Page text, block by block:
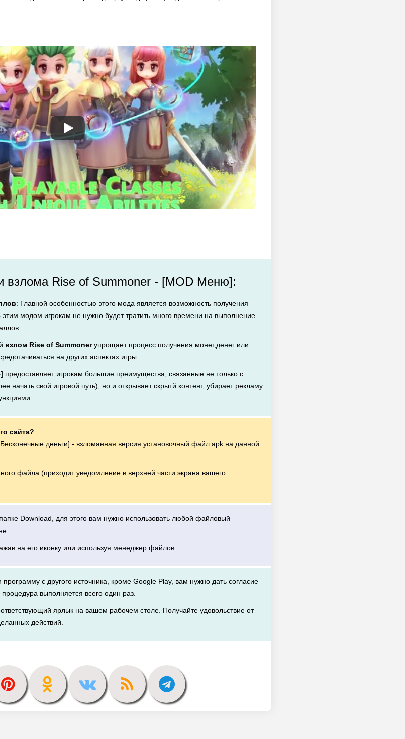
взлома Rise of Summoner - [MOD Меню]:
: Главной особенностью этого мода является возможность получения
этим модом игрокам не нужно будет тратить много времени на выполнение
взлом Rise of Summonerупрощает процесс получения монет,денег или
на других аспектах игры.
предоставляет игрокам большие преимущества, связанные не только с
начать свой игровой путь), но и открывает скрытй контент, убирает рекламу
сайта?
деньги] - взломанная версия установочный файл apk на данной
файла (приходит уведомление в верхней части экрана вашего
Download, для этого вам нужно использовать любой файловый
на его иконку или используя менеджер файлов.
программу с другого источника, кроме Google Play, вам нужно дать согласие
выполняется всего один раз.
ярлык на вашем рабочем столе. Получайте удовольствие от
действий.